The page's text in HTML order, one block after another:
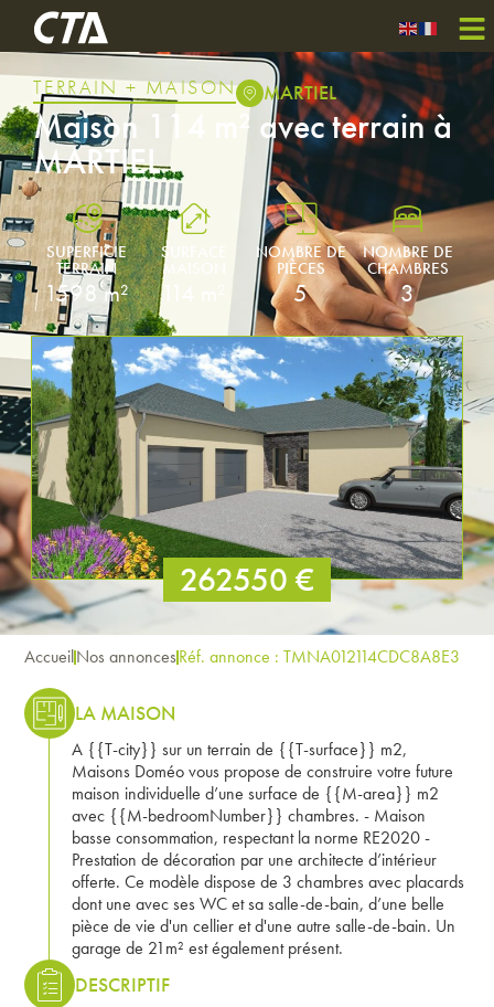
TERRAIN + MAISON MARTIEL
Maison 114 m² avec terrain à
MARTIEL
SUPERFICIE
TERRAIN
1598 m²
SURFACE
MAISON
114 m²
NOMBRE DE
PIÈCES
5
NOMBRE DE
CHAMBRES
3
262550 €
AccueilNos annoncesRéf. annonce : TMNA012114CDC8A8E3
LA MAISON
A {{T-city}} sur un terrain de {{T-surface}} m2,
Maisons Doméo vous propose de construire votre future
maison individuelle d’une surface de {{M-area}} m2
avec {{M-bedroomNumber}} chambres. - Maison
basse consommation, respectant la norme RE2020 -
Prestation de décoration par une architecte d’intérieur
offerte. Ce modèle dispose de 3 chambres avec placards
dont une avec ses WC et sa salle-de-bain, d’une belle
pièce de vie d'un cellier et d'une autre salle-de-bain. Un
garage de 21m² est également présent.
DESCRIPTIF